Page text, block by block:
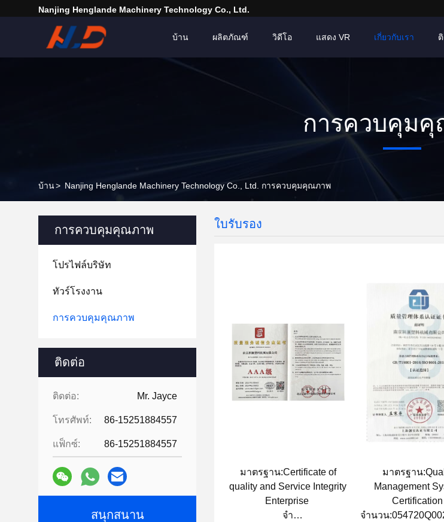
Nanjing Henglande Machinery Technology Co., Ltd.
บ้าน ผลิตภัณฑ์ วิดีโอ แสดง VR เกี่ยวกับเรา
การควบคุม
บ้าน> Nanjing Henglande Machinery Technology Co., Ltd. การควบคุมคุณภาพ
การควบคุมคุณภาพ
โปรไฟล์บริษัท
ทัวร์โรงงาน
การควบคุมคุณภาพ
ติดต่อ
ติดต่อ: Mr. Jayce
โทรศัพท์: 86-15251884557
แฟ็กซ์: 86-15251884557
สนุกสนาน
ใบรับรอง
มาตรฐาน:Certificate of
quality and Service Integrity
Enterprise
จํา
มาตรฐาน
Management
Certification
จํานวน